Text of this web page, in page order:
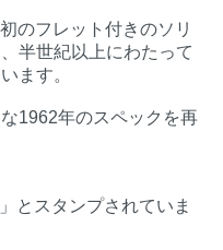
のフレット付きのソリ
半世紀以上にわたって
ます。
1962年のスペックを再
とスタンプされていま